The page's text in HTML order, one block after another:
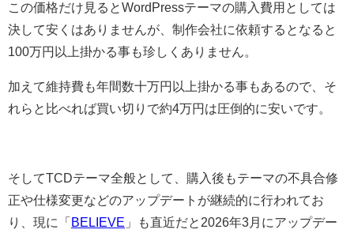
この価格だけ見るとWordPressテーマの購入費用としては
決して安くはありませんが、制作会社に依頼するとなると
100万円以上掛かる事も珍しくありません。
加えて維持費も年間数十万円以上掛かる事もあるので、そ
れらと比べれば買い切りで約4万円は圧倒的に安いです。
そしてTCDテーマ全般として、購入後もテーマの不具合修
正や仕様変更などのアップデートが継続的に行われてお
り、現に「 BELIEVE 」も直近だと2026年3月にアップデー